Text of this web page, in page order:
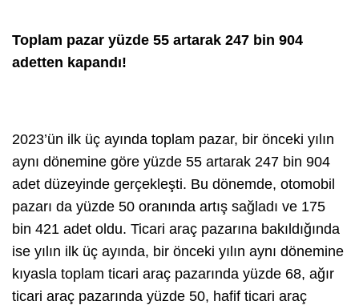
Toplam pazar yüzde 55 artarak 247 bin 904
adetten kapandı!
2023’ün ilk üç ayında toplam pazar, bir önceki yılın
aynı dönemine göre yüzde 55 artarak 247 bin 904
adet düzeyinde gerçekleşti. Bu dönemde, otomobil
pazarı da yüzde 50 oranında artış sağladı ve 175
bin 421 adet oldu. Ticari araç pazarına bakıldığında
ise yılın ilk üç ayında, bir önceki yılın aynı dönemine
kıyasla toplam ticari araç pazarında yüzde 68, ağır
ticari araç pazarında yüzde 50, hafif ticari araç